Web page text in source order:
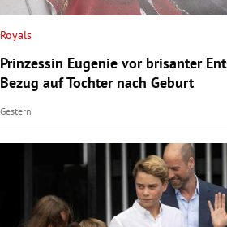
Royals
Prinzessin Eugenie vor brisanter
Bezug auf Tochter nach Geburt
Gestern